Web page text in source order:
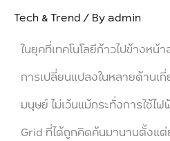
Tech & Trend / Byadmin
ในยุคที่เทคโนโลยีก้าวไปข้างหน้
การเปลี่ยนแปลงในหลายด้านเ
มนุษย์ ไม่เว้นแม้กระทั่งการใช้ไ
Grid ที่ได้ถูกคิดค้นมานานตั้งแต่